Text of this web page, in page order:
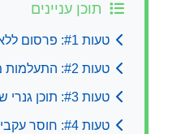
תוכן עניינים
טעות #1: פרסום ללא אסטרטגיה ברורה
טעות #2: התעלמות מהנתונים והאנליטיקה
טעות #3: תוכן גנרי שלא מתאים לקהל היעד
טעות #4: חוסר עקביות בפרסום ובמיתוג